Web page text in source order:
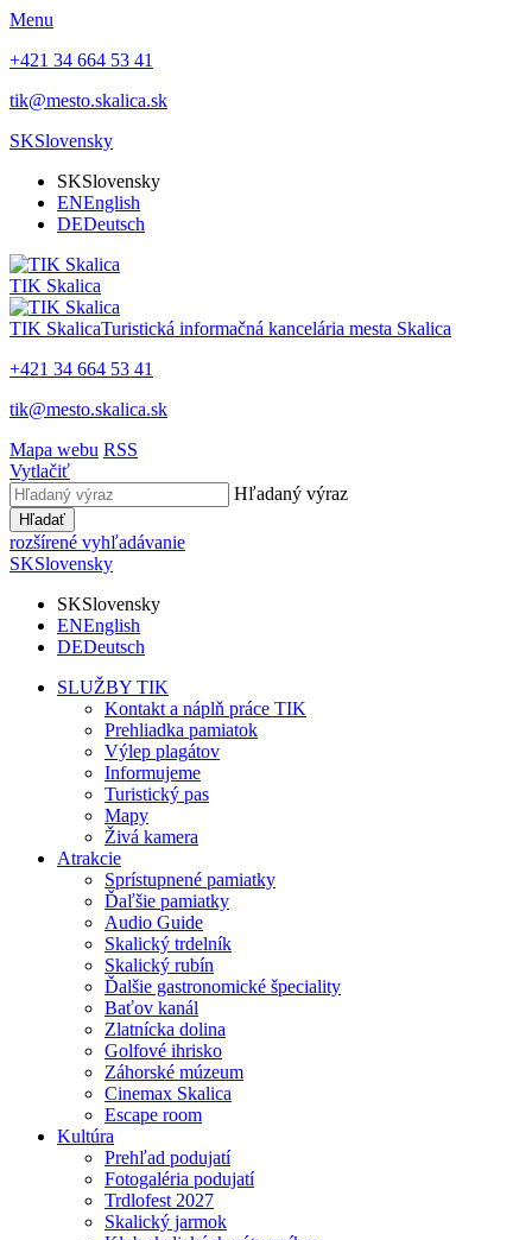
Menu
+421 34 664 53 41
tik@mesto.skalica.sk
SKSlovensky
SKSlovensky
ENEnglish
DEDeutsch
TIK Skalica
TIK SkalicaTuristická informačná kancelária mesta Skalica
+421 34 664 53 41
tik@mesto.skalica.sk
Mapa webu RSS
Vytlačiť
Hľadaný výraz
Hľadať
rozšírené vyhľadávanie
SKSlovensky
SKSlovensky
ENEnglish
DEDeutsch
SLUŽBY TIK
Kontakt a náplň práce TIK
Prehliadka pamiatok
Výlep plagátov
Informujeme
Turistický pas
Mapy
Živá kamera
Atrakcie
Sprístupnené pamiatky
Ďaľšie pamiatky
Audio Guide
Skalický trdelník
Skalický rubín
Ďalšie gastronomické špeciality
Baťov kanál
Zlatnícka dolina
Golfové ihrisko
Záhorské múzeum
Cinemax Skalica
Escape room
Kultúra
Prehľad podujatí
Fotogaléria podujatí
Trdlofest 2027
Skalický jarmok